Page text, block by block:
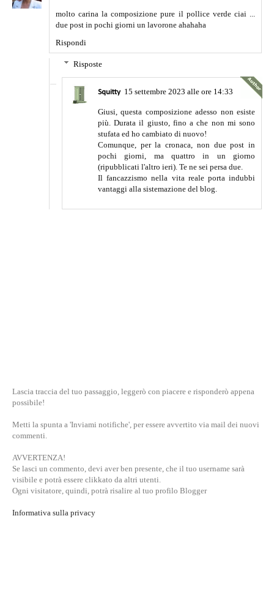
molto carina la composizione pure il pollice verde ciai ...
due post in pochi giorni un lavorone ahahaha
Rispondi
Risposte
Squitty 15 settembre 2023 alle ore 14:33
Giusi, questa composizione adesso non esiste
più. Durata il giusto, fino a che non mi sono
stufata ed ho cambiato di nuovo!
Comunque, per la cronaca, non due post in
pochi giorni, ma quattro in un giorno
(ripubblicati l'altro ieri). Te ne sei persa due.
Il fancazzismo nella vita reale porta indubbi
vantaggi alla sistemazione del blog.
Lascia traccia del tuo passaggio, leggerò con piacere e risponderò appena
possibile!
Metti la spunta a 'Inviami notifiche', per essere avvertito via mail dei nuovi
commenti.
AVVERTENZA!
Se lasci un commento, devi aver ben presente, che il tuo username sarà
visibile e potrà essere clikkato da altri utenti.
Ogni visitatore, quindi, potrà risalire al tuo profilo Blogger
Informativa sulla privacy